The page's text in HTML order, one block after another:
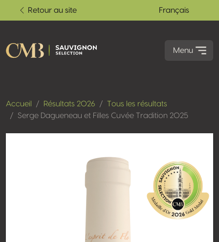
Retour au site Français
Menu
Accueil Résultats 2026
Tous les résultats
Serge Dagueneau et Filles Cuvée Tradition 2025